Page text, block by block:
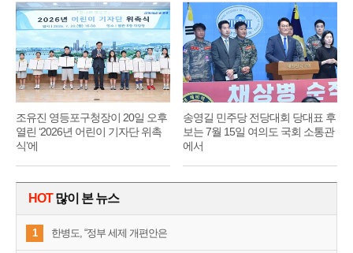
기
조유진 영등포구청장이 20일 오후
열린 ‘2026년 어린이 기자단 위촉
식’에
순
송영길 민주당 전당대회 당대표 후
보는 7월 15일 여의도 국회 소통관
에서
HOT많이 본 뉴스
1 한병도, “정부 세제 개편안은